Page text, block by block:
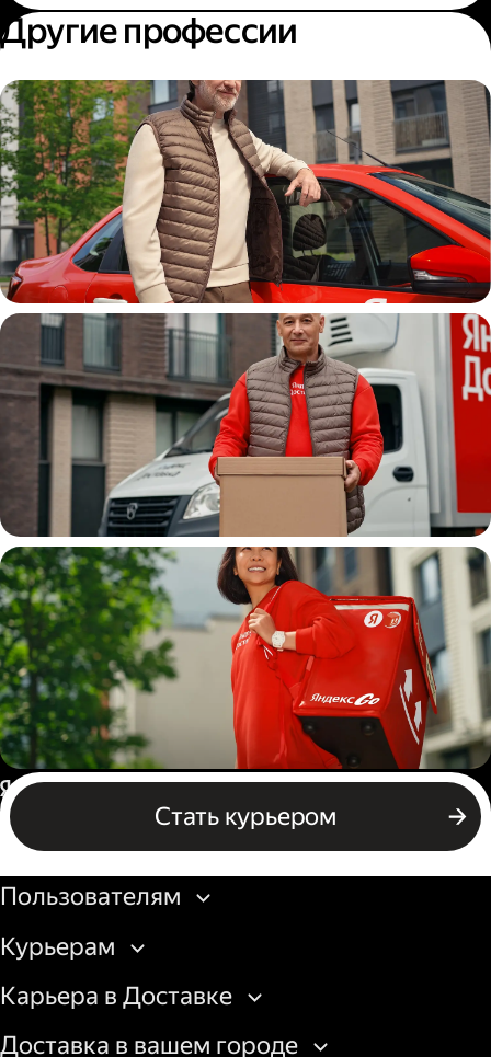
Другие профессии
Автокурьер
Водитель
грузовой машины
Пеший курьер
Стать курьером
Россия
Бизнесу
Пользователям
Курьерам
Карьера в Доставке
Доставка в вашем городе